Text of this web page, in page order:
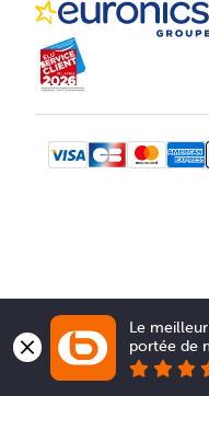
Le
portée de